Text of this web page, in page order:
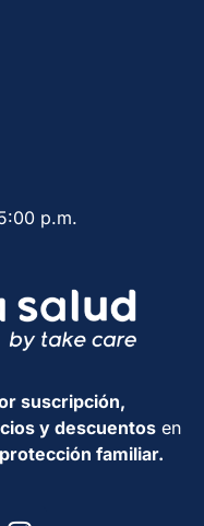
p.m.
suscripción,
y descuentos en
familiar.